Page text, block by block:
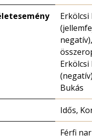
Erkölcsi
Erkölcsi
Bukás
Idős,
Férfi